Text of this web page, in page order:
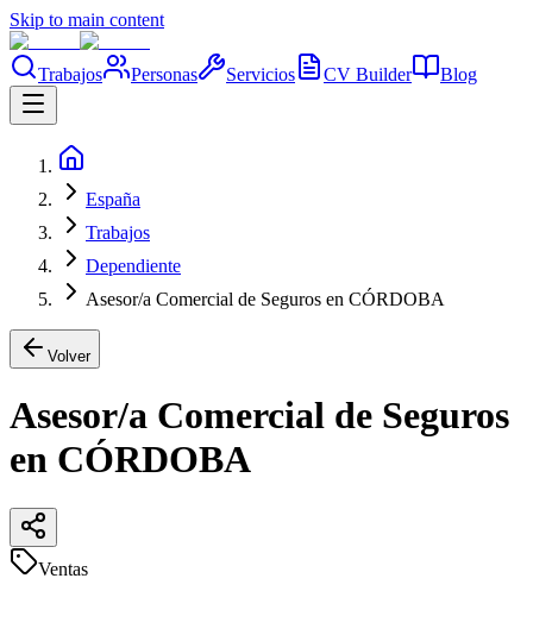
Skip to main content
Trabajos Personas Servicios CV Builder Blog
España
Trabajos
Dependiente
Asesor/a Comercial de Seguros en CÓRDOBA
Volver
Asesor/a Comercial de Seguros
en CÓRDOBA
Ventas